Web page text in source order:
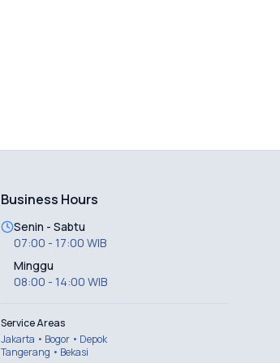
Business Hours
Senin - Sabtu
07:00 - 17:00 WIB
Minggu
08:00 - 14:00 WIB
Service Areas
Jakarta • Bogor • Depok
Tangerang • Bekasi